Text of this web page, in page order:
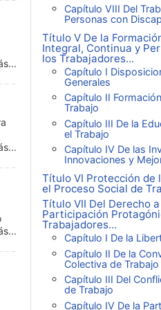
Capítulo VIII Del
Personas con
Título V De la
Integral, Continua y
los Trabajadores...
Capítulo I
Generales
Capítulo II
Trabajo
Capítulo III De la
el Trabajo
Capítulo IV De las
Innovaciones y
Título VI Protección de
el Proceso Social de
Título VII Del Derecho
Participación
Trabajadores...
Capítulo I De la
Capítulo II De la
Colectiva de Trabajo
Capítulo III Del
de Trabajo
Capítulo IV De la